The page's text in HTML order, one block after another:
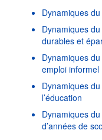
Dynamiques
Dynamiques
durables et
Dynamiques
emploi informel
Dynamiques
l’éducation
Dynamiques
d’années de